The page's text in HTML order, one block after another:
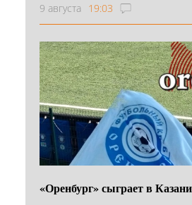
9 августа 19:03
«Оренбург» сыграет в